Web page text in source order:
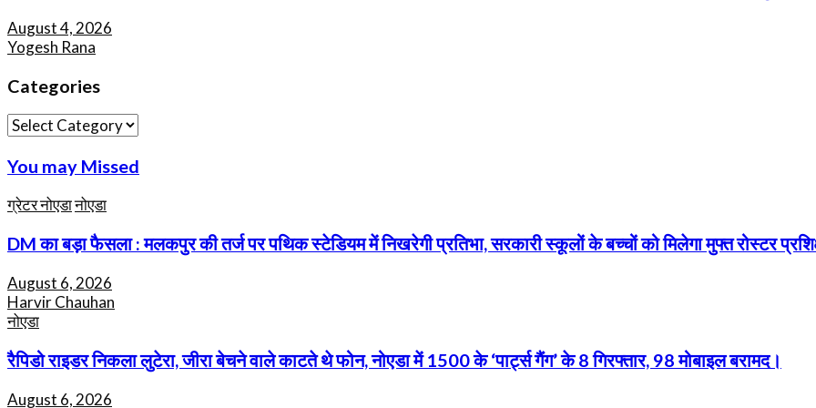
August 4, 2026
Yogesh Rana
Categories
Categories
You may Missed
ग्रेटर नोएडानोएडा
DM का बड़ा फैसला : मलकपुर की तर्ज पर पथिक स्टेडियम में निखरेगी प्रतिभा, सरकारी स्कूलों के बच्चों को मिलेगा मुफ्त रोस्टर
August 6, 2026
Harvir Chauhan
नोएडा
रैपिडो राइडर निकला लुटेरा, जीरा बेचने वाले काटते थे फोन, नोएडा में 1500 के ‘पार्ट्स गैंग’ के 8 गिरफ्तार, 98 मोबाइल बरामद।
August 6, 2026